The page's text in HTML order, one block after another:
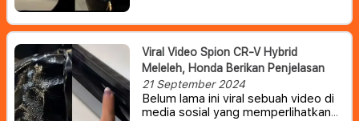
memperbaiki mobil konsumen.
Viral Video Spion CR-V Hybrid
Meleleh, Honda Berikan Penjelasan
21 September 2024
Belum lama ini viral sebuah video di
media sosial yang memperlihatkan